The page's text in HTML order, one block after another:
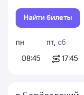
Найти билеты
пн
08:45
пт, сб
17:45